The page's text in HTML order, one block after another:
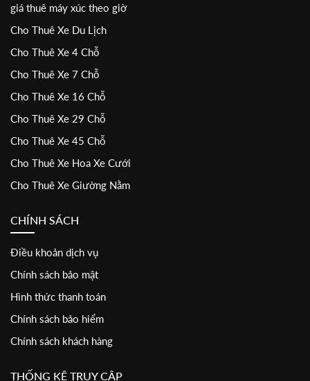
giá thuê máy xúc theo giờ
Cho Thuê Xe Du Lịch
Cho Thuê Xe 4 Chỗ
Cho Thuê Xe 7 Chỗ
Cho Thuê Xe 16 Chỗ
Cho Thuê Xe 29 Chỗ
Cho Thuê Xe 45 Chỗ
Cho Thuê Xe Hoa Xe Cưới
Cho Thuê Xe Giường Nằm
CHÍNH SÁCH
Điều khoản dịch vụ
Chính sách bảo mật
Hình thức thanh toán
Chính sách bảo hiểm
Chính sách khách hàng
THỐNG KÊ TRUY CẬP